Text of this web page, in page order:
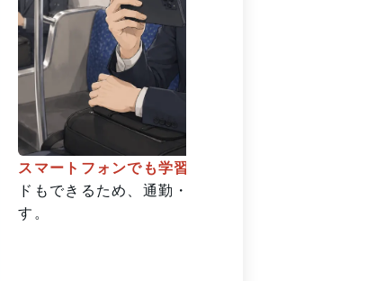
スマートフォンでも学習
ドもできるため、通勤・通学中に勉強ができま
す。